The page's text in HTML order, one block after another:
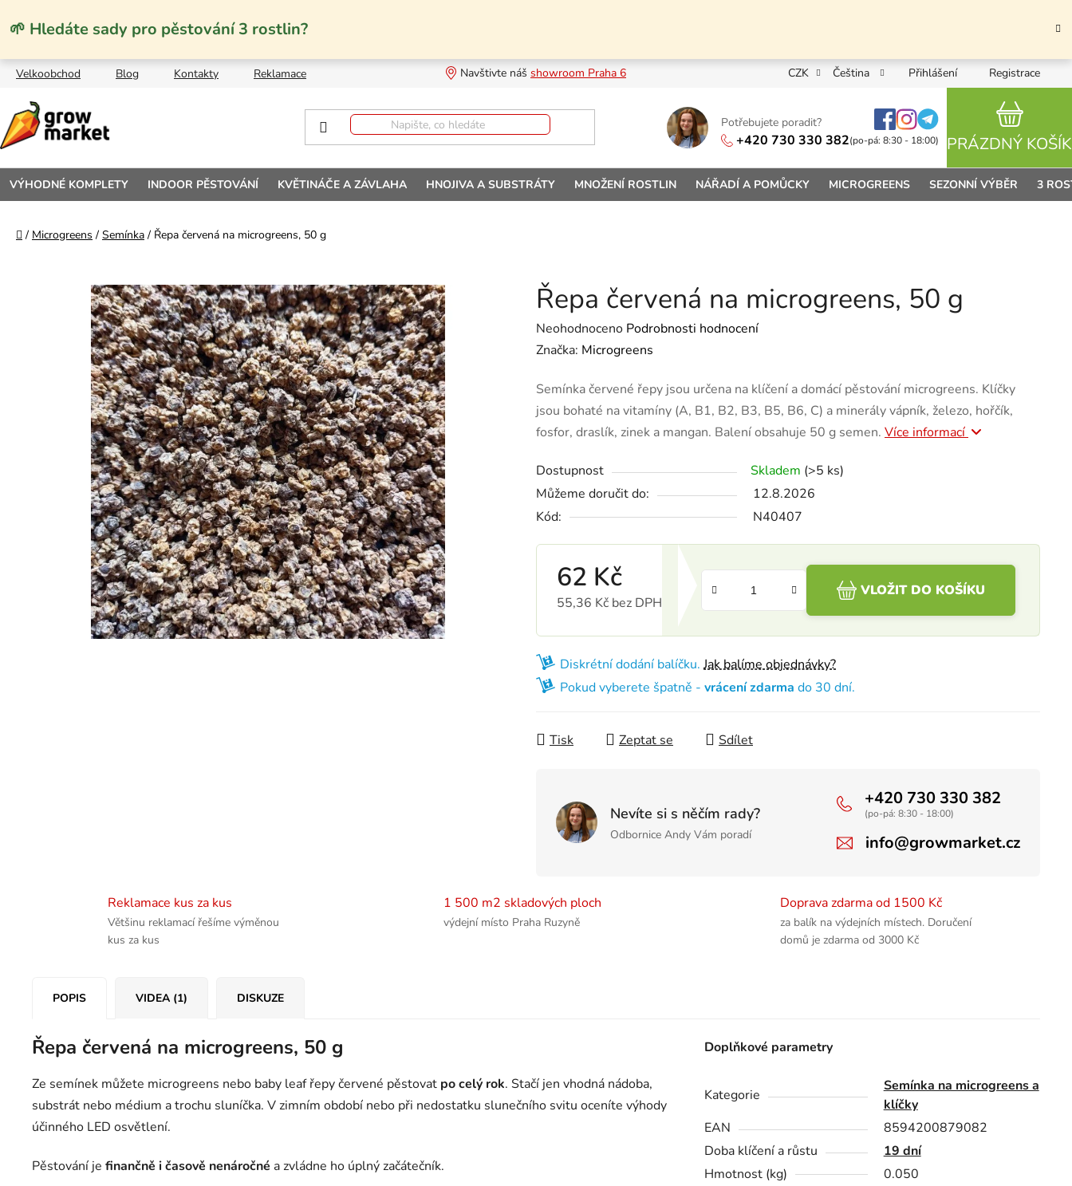
🌱 Hledáte sady pro pěstování 3 rostlin?
Velkoobchod Blog Kontakty Reklamace Navštivte náš showroom Praha 6 CZK Čeština Přihlášení Registrace
Potřebujete poradit?
+420 730 330 382(po-pá: 8:30 - 18:00) PRÁZDNÝ KOŠÍK
VÝHODNÉ KOMPLETY INDOOR PĚSTOVÁNÍ KVĚTINÁČE A ZÁVLAHA HNOJIVA A SUBSTRÁTY MNOŽENÍ ROSTLIN NÁŘADÍ A POMŮCKY MICROGREENS SEZONNÍ VÝBĚR 3
Domů
/ Microgreens / Semínka / Řepa červená na microgreens, 50 g
Řepa červená na microgreens, 50 g
Průměrné hodnocení produktu je 0,0 z 5 hvězdiček.
Neohodnoceno Podrobnosti hodnocení
Značka: Microgreens
Semínka červené řepy jsou určena na klíčení a domácí pěstování microgreens. Klíčky
jsou bohaté na vitamíny (A, B1, B2, B3, B5, B6, C) a minerály vápník, železo, hořčík,
fosfor, draslík, zinek a mangan. Balení obsahuje 50 g semen. Více informací
Dostupnost Skladem (>5 ks)
Můžeme doručit do:
12.8.2026
Kód:
N40407
62 Kč
55,36 Kč bez DPH
VLOŽIT DO KOŠÍKU
Diskrétní dodání balíčku.Jak balíme objednávky?
Pokud vyberete špatně - vrácení zdarma do 30 dní.
Tisk Zeptat se Sdílet
Nevíte si s něčím rady?
Odbornice Andy Vám poradí
+420 730 330 382
(po-pá: 8:30 - 18:00)
info@growmarket.cz
Reklamace kus za kus
Většinu reklamací řešíme výměnou
kus za kus
1 500 m2 skladových ploch
výdejní místo Praha Ruzyně
Doprava zdarma od 1500 Kč
za balík na výdejních místech. Doručení
domů je zdarma od 3000 Kč
POPIS VIDEA (1) DISKUZE
Řepa červená na microgreens, 50 g
Ze semínek můžete microgreens nebo baby leaf řepy červené pěstovat po celý rok. Stačí jen vhodná nádoba,
substrát nebo médium a trochu sluníčka. V zimním období nebo při nedostatku slunečního svitu oceníte výhody
účinného LED osvětlení.
Pěstování je finančně i časově nenáročné a zvládne ho úplný začátečník.
Doplňkové parametry
Kategorie
Semínka na microgreens a
klíčky
EAN
8594200879082
Doba klíčení a růstu
19 dní
Hmotnost (kg)
0.050